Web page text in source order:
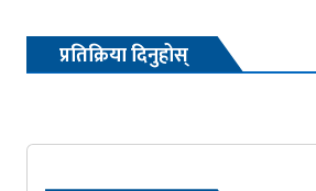
प्रतिक्रिया दिनुहोस्